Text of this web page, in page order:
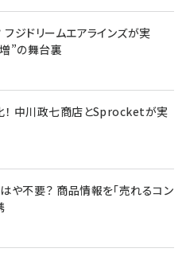
ジドリームエアラインズが実
”の舞台裏
中川政七商店とSprocketが実
や不要？ 商品情報を「売れるコン